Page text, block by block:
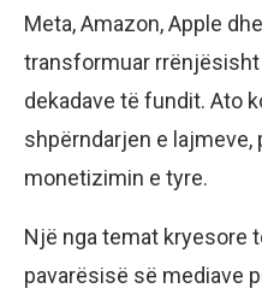
Meta, Amazon, Apple
transformuar
dekadave të fundit. Ato
shpërndarjen e
monetizimin e tyre.
Një nga temat kryesore
pavarësisë së mediave